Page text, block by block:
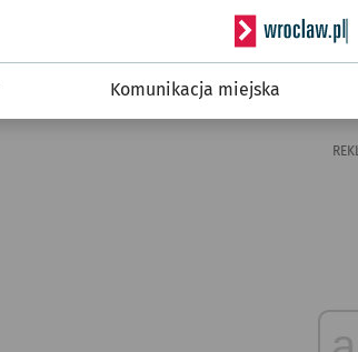
Serwis
Komunikacja miejska